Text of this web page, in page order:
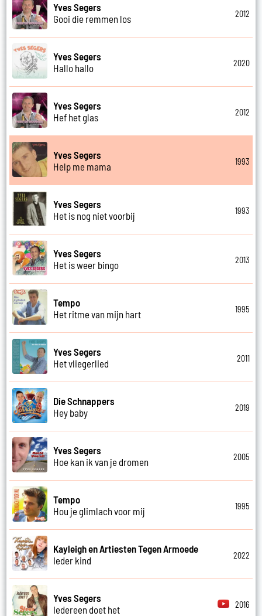
Yves Segers
Gooi die remmen los
2012
Yves Segers
Hallo hallo
2020
Yves Segers
Hef het glas
2012
Yves Segers
Help me mama
1993
Yves Segers
Het is nog niet voorbij
1993
Yves Segers
Het is weer bingo
2013
Tempo
Het ritme van mijn hart
1995
Yves Segers
Het vliegerlied
2011
Die Schnappers
Hey baby
2019
Yves Segers
Hoe kan ik van je dromen
2005
Tempo
Hou je glimlach voor mij
1995
Kayleigh en Artiesten Tegen Armoede
Ieder kind
2022
Yves Segers
Iedereen doet het
2016